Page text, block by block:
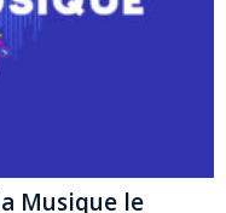
Musique le